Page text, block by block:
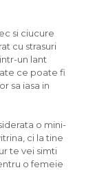
si ciucure
cu strasuri
un lant
ce poate fi
sa iasa in
o mini-
ci la tine
te vei simti
o femeie